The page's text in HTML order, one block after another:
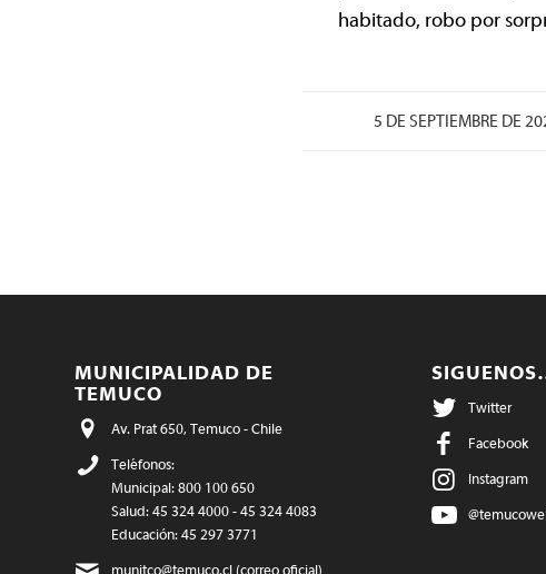
habitado, robo por
5 DE SEPTIEMBRE DE
/
MUNICIPALIDAD DE
TEMUCO
Av. Prat 650, Temuco - Chile
Teléfonos:
Municipal: 800 100 650
Salud: 45 324 4000 - 45 324 4083
Educación: 45 297 3771
munitco@temuco.cl (correo oficial)
Twitter
Facebook
Instagram